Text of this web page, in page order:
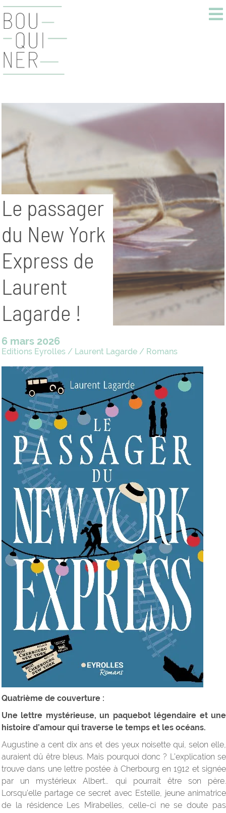
Le passager
du New York
Express de
Laurent
Lagarde !
6 mars 2026
Editions Eyrolles / Laurent Lagarde / Romans
Quatrième de couverture :
Une lettre mystérieuse, un paquebot légendaire et une
histoire d’amour qui traverse le temps et les océans.
Augustine a cent dix ans et des yeux noisette qui, selon elle,
auraient dû être bleus. Mais pourquoi donc ? L’explication se
trouve dans une lettre postée à Cherbourg en 1912 et signée
par un mystérieux Albert… qui pourrait être son père.
Lorsqu’elle partage ce secret avec Estelle, jeune animatrice
de la résidence Les Mirabelles, celle-ci ne se doute pas